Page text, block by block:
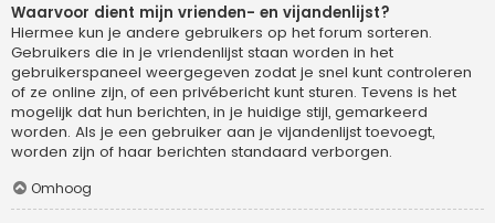
Waarvoor dient mijn vrienden- en vijandenlijst?
Hiermee kun je andere gebruikers op het forum sorteren.
Gebruikers die in je vriendenlijst staan worden in het
gebruikerspaneel weergegeven zodat je snel kunt controleren
of ze online zijn, of een privébericht kunt sturen. Tevens is het
mogelijk dat hun berichten, in je huidige stijl, gemarkeerd
worden. Als je een gebruiker aan je vijandenlijst toevoegt,
worden zijn of haar berichten standaard verborgen.
Omhoog